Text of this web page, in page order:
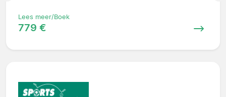
Lees meer/Boek
779 €